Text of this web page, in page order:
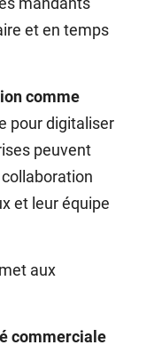
et en temps
comme
pour digitaliser
peuvent
et leur équipe
aux
commerciale